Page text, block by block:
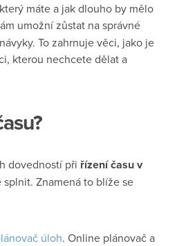
máte a jak dlouho by mělo
umožní zůstat na správné
Tozahrnuje věci, jako je
kterou nechcete dělat a
dovedností při řízení času v
Znamená to blíže se
úloh. Online plánovač a